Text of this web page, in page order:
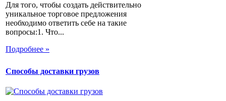
Для того, чтобы создать действительно
уникальное торговое предложения
необходимо ответить себе на такие
вопросы:1. Что...
Подробнее »
Способы доставки грузов